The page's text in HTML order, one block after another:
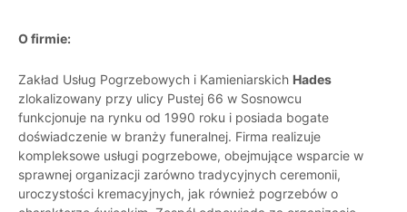
O firmie:
Zakład Usług Pogrzebowych i Kamieniarskich Hades
zlokalizowany przy ulicy Pustej 66 w Sosnowcu
funkcjonuje na rynku od 1990 roku i posiada bogate
doświadczenie w branży funeralnej. Firma realizuje
kompleksowe usługi pogrzebowe, obejmujące wsparcie w
sprawnej organizacji zarówno tradycyjnych ceremonii,
uroczystości kremacyjnych, jak również pogrzebów o